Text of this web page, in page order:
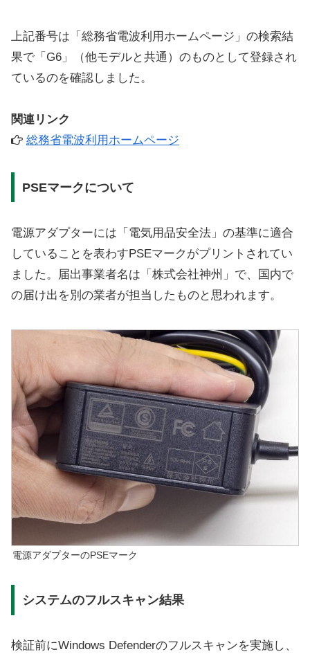
上記番号は「総務省電波利用ホームページ」の検索結
果で「G6」（他モデルと共通）のものとして登録され
ているのを確認しました。
関連リンク
総務省電波利用ホームページ
PSEマークについて
電源アダプターには「電気用品安全法」の基準に適合
していることを表わすPSEマークがプリントされてい
ました。届出事業者名は「株式会社神州」で、国内で
の届け出を別の業者が担当したものと思われます。
電源アダプターのPSEマーク
システムのフルスキャン結果
検証前にWindows Defenderのフルスキャンを実施し、